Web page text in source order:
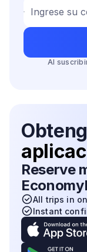
Ingrese su
Al
Reserve
All trips in
Instant